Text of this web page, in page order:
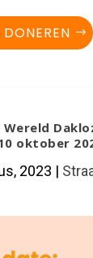
DONEREN
oktober
2023 |